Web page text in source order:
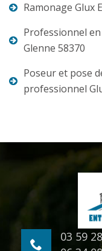
Ramonage Glux
Professionnel
Glenne 58370
Poseur et pose
professionnel
03 59